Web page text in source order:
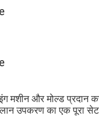
मशीन और मोल्ड प्रदान
उपकरण का एक पूरा सेट